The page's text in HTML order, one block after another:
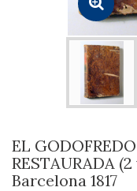
EL
RESTAURADA
Barcelona 1817